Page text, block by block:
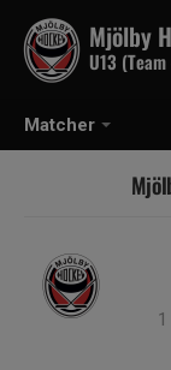
Matcher
Mjölby
U13